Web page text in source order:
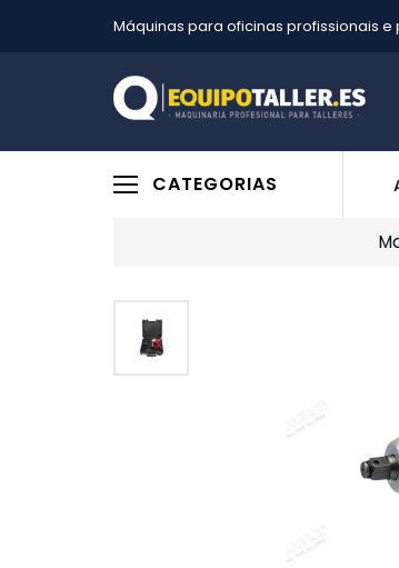
Máquinas para oficinas profissionais e
CATEGORIAS